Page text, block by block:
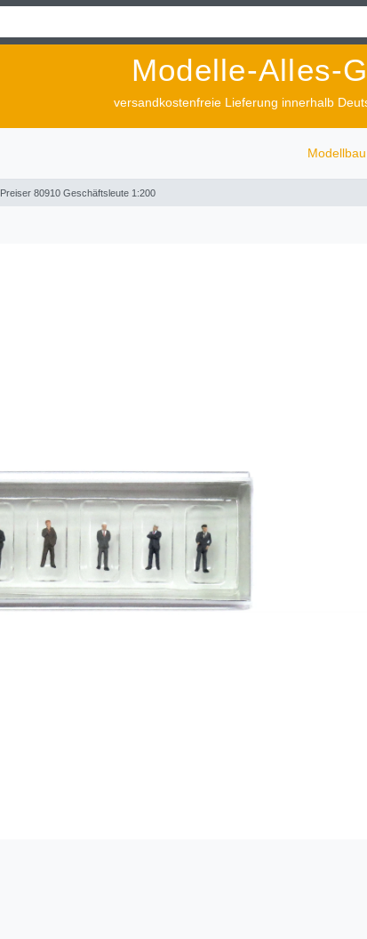
Modelle-Alles-
versandkostenfreie Lieferung innerhalb
Modellbau
Preiser 80910 Geschäftsleute 1:200